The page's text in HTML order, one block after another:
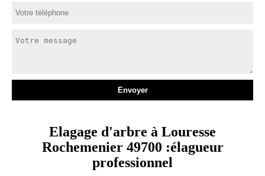
Elagage d'arbre à Louresse
Rochemenier 49700 :élagueur
professionnel